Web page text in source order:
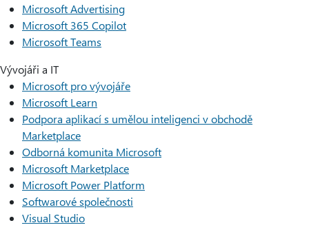
Microsoft Advertising
Microsoft 365 Copilot
Microsoft Teams
Vývojáři a IT
Microsoft pro vývojáře
Microsoft Learn
Podpora aplikací s umělou inteligenci v obchodě
Marketplace
Odborná komunita Microsoft
Microsoft Marketplace
Microsoft Power Platform
Softwarové společnosti
Visual Studio